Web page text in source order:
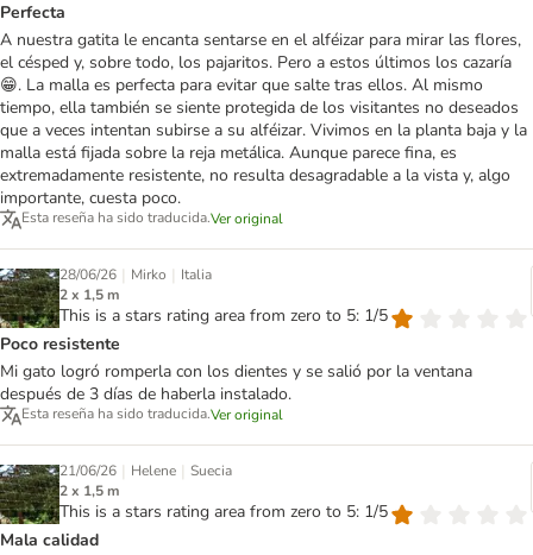
Perfecta
A nuestra gatita le encanta sentarse en el alféizar para mirar las flores,
el césped y, sobre todo, los pajaritos. Pero a estos últimos los cazaría
😁. La malla es perfecta para evitar que salte tras ellos. Al mismo
tiempo, ella también se siente protegida de los visitantes no deseados
que a veces intentan subirse a su alféizar. Vivimos en la planta baja y la
malla está fijada sobre la reja metálica. Aunque parece fina, es
extremadamente resistente, no resulta desagradable a la vista y, algo
importante, cuesta poco.
Esta reseña ha sido traducida.Ver original
28/06/26 | Mirko | Italia
2 x 1,5 m
This is a stars rating area from zero to 5: 1/5
Poco resistente
Mi gato logró romperla con los dientes y se salió por la ventana
después de 3 días de haberla instalado.
Esta reseña ha sido traducida.Ver original
21/06/26 | Helene | Suecia
2 x 1,5 m
This is a stars rating area from zero to 5: 1/5
Mala calidad